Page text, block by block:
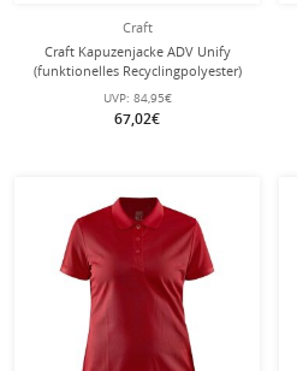
Craft
Craft Kapuzenjacke ADV Unify
(funktionelles Recyclingpolyester)
tealblau Damen
UVP: 84,95€
67,02€